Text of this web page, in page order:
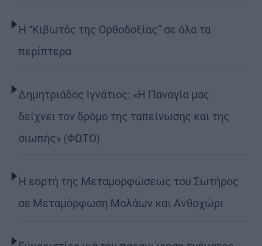
Η “Κιβωτός της Ορθοδοξίας” σε όλα τα
περίπτερα
Δημητριάδος Ιγνάτιος: «Η Παναγία μας
δείχνει τον δρόμο της ταπείνωσης και της
σιωπής» (ΦΩΤΟ)
Η εορτή της Μεταμορφώσεως του Σωτήρος
σε Μεταμόρφωση Μολάων και Ανθοχώρι